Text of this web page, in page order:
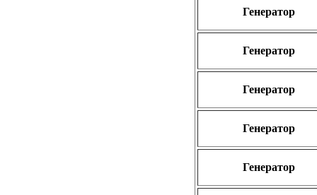
Генератор
Генератор
Генератор
Генератор
Генератор